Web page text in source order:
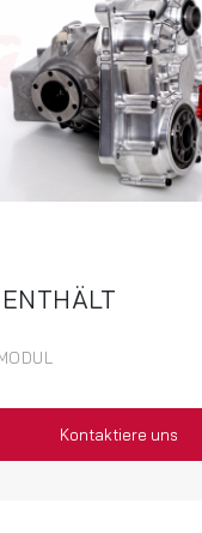
Kontaktiere uns